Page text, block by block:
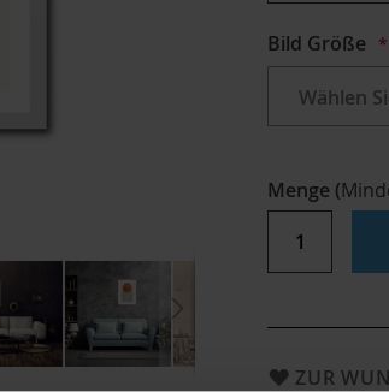
Bild Größe
Menge (
ZUR